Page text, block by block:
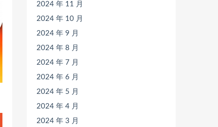
2024 年 11 月
2024 年 10 月
2024 年 9 月
2024 年 8 月
2024 年 7 月
2024 年 6 月
2024 年 5 月
2024 年 4 月
2024 年 3 月